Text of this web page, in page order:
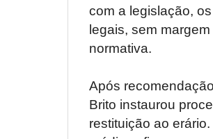
com a legislação,
legais, sem
normativa.
Após
Brito instaurou
restituição ao